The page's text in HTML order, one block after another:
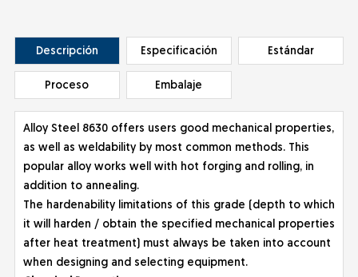
Descripción Especificación Estándar
Proceso Embalaje
Alloy Steel 8630 offers users good mechanical properties,
as well as weldability by most common methods. This
popular alloy works well with hot forging and rolling, in
addition to annealing.
The hardenability limitations of this grade (depth to which
it will harden / obtain the specified mechanical properties
after heat treatment) must always be taken into account
when designing and selecting equipment.